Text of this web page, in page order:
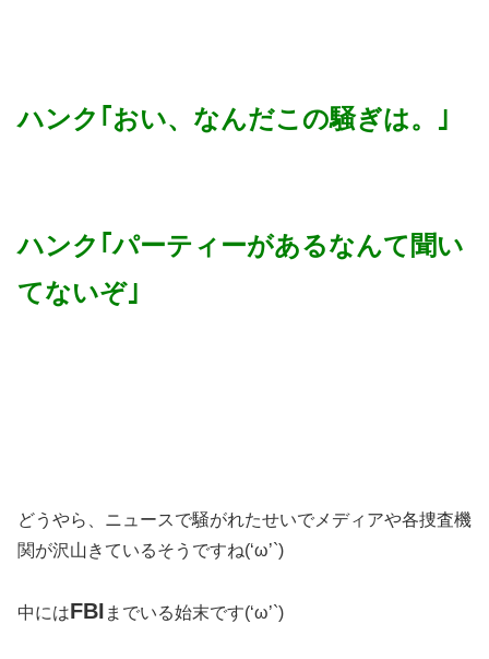
ハンク｢おい、なんだこの騒ぎは。｣
ハンク｢パーティーがあるなんて聞い
てないぞ｣
どうやら、ニュースで騒がれたせいでメディアや各捜査機
関が沢山きているそうですね(‘ω’`)
中にはFBI までいる始末です(‘ω’`)